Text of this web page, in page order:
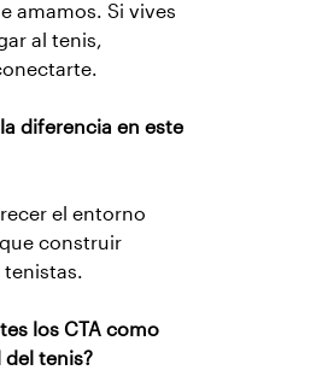
amamos. Si vives
al tenis,
diferencia en este
el entorno
construir
los CTA como
del tenis?